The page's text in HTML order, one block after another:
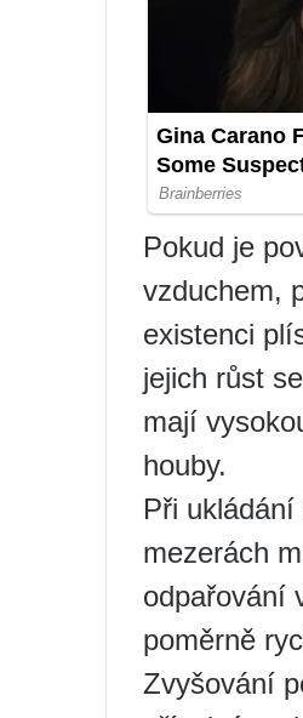
Pokud je
vzduchem,
existenci
jejich růst
mají
houby.
Při
mezerách
odpařování
poměrně
Zvyšování